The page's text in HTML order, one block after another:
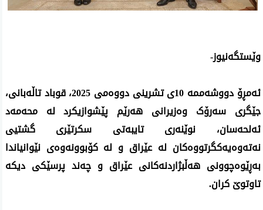
وێستگەنیوز-
ئەمڕۆ دووشەممە 10ی تشرینی دووەمی 2025، قوباد تاڵەبانی،
جێگری سەرۆک وەزیرانی هەرێم پێشوازیکرد لە محەمەد
ئەلحەسان، نوێنه‌رى تايبه‌تى سكرتێرى گشتیی
نەتەوەیەكگرتووەكان له‌ عێراق و لە کۆبوونەوەی نێوانیاندا
بەڕێوەچوونی هەڵبژاردنەکانی عێراق و چەند پرسێکی دیکە
تاوتوێ کران.